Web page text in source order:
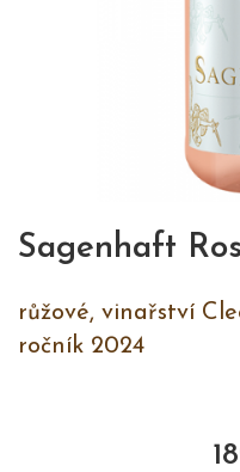
Sagenhaft
růžové, vinařství
ročník 2024